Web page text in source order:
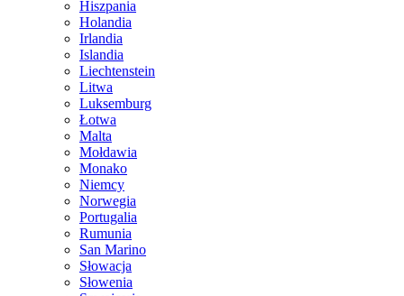
Hiszpania
Holandia
Irlandia
Islandia
Liechtenstein
Litwa
Luksemburg
Łotwa
Malta
Mołdawia
Monako
Niemcy
Norwegia
Portugalia
Rumunia
San Marino
Słowacja
Słowenia